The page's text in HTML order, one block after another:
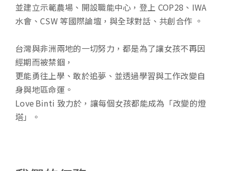
並建立示範農場、開設職能中心，登上 COP28、IWA
水會、CSW 等國際論壇，與全球對話、共創合作 。
台灣與非洲兩地的一切努力，都是為了讓女孩不再因
經期而被禁錮，
更能勇往上學、敢於追夢、並透過學習與工作改變自
身與地區命運。
Love Binti 致力於，讓每個女孩都能成為「改變的燈
塔」。